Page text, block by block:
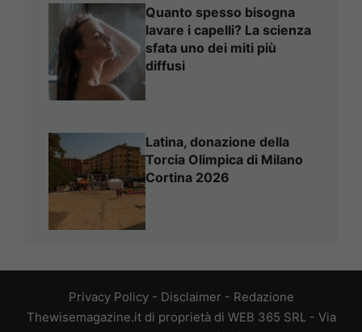
Quanto spesso bisogna
lavare i capelli? La scienza
sfata uno dei miti più
diffusi
Latina, donazione della
Torcia Olimpica di Milano
Cortina 2026
Privacy Policy- Disclaimer - Redazione
Thewisemagazine.it di proprietà di WEB 365 SRL - Via